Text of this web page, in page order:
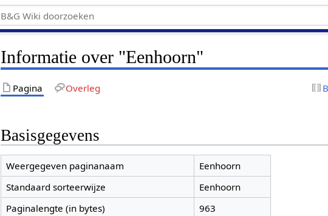
Informatie over "Eenhoorn"
Pagina Overleg
Basisgegevens
Weergegeven paginanaam
Eenhoorn
Standaard sorteerwijze
Eenhoorn
Paginalengte (in bytes)
963